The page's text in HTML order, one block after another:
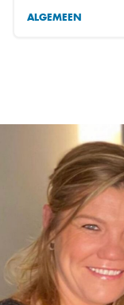
ALGEMEEN